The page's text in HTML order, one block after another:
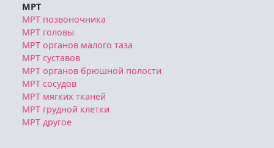
МРТ
МРТ позвоночника
МРТ головы
МРТ органов малого таза
МРТ суставов
МРТ органов брюшной полости
МРТ сосудов
МРТ мягких тканей
МРТ грудной клетки
МРТ другое